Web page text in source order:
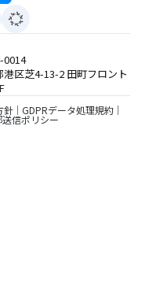
0014
港区芝4-13-2 田町フロント
針 GDPRデータ処理規約
信ポリシー